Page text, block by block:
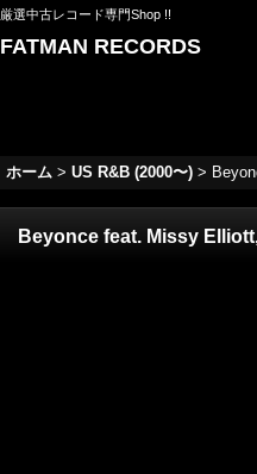
厳選中古レコード専門Shop !!
FATMAN RECORDS
ホーム > US R&B (2000〜) >
Beyonce feat. Missy